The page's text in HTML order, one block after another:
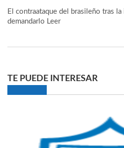
El contraataque del brasileño tras
demandarlo Leer
TE PUEDE INTERESAR